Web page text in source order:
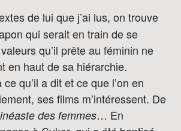
de lui que j’ai lus, on trouve
qui serait en train de se
qu’il prête au féminin ne
en haut de sa hiérarchie.
qu’il a dit et ce que l’on en
ses films m’intéressent. De
des femmes… En